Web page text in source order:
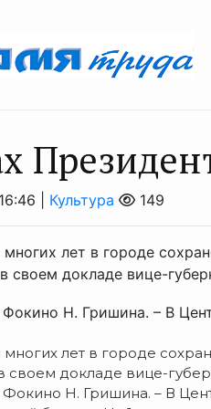
| Культура 149
лет в городе
своем докладе вице-
Н. Гришина. – В
лет в городе
своем докладе вице-
Н. Гришина. – В